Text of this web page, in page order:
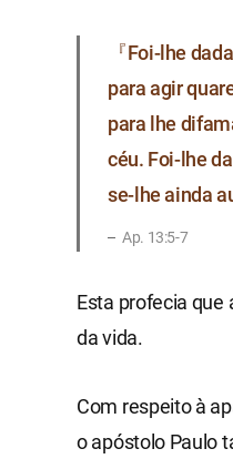
『Foi-lhe
para agir
para lhe
céu. Foi-lhe
se-lhe ainda
Ap. 13:5-7
Esta profecia que
da vida.
Com respeito à
o apóstolo Paulo